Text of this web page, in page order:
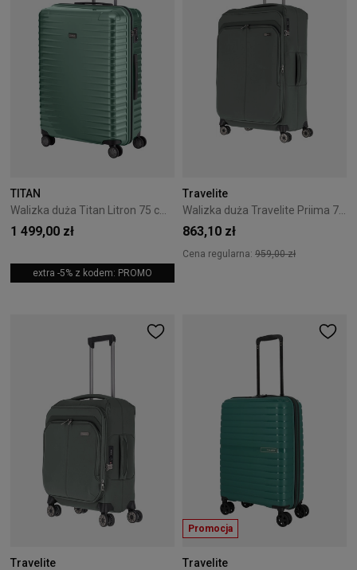
TITAN
Walizka duża Titan Litron 75 cm zielona
1 499,00 zł
extra -5% z kodem: PROMO
Travelite
Walizka duża Travelite Priima 79 cm zielona
863,10 zł
Cena regularna: 959,00 zł
Travelite
Promocja
Travelite